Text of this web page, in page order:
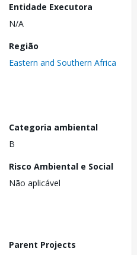
Entidade Executora
N/A
Região
Eastern and Southern Africa
Categoria ambiental
B
Risco Ambiental e Social
Não aplicável
Parent Projects